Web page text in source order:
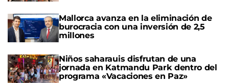
Mallorca avanza en la eliminación de
burocracia con una inversión de 2,5
millones
Niños saharauis disfrutan de una
jornada en Katmandu Park dentro del
programa «Vacaciones en Paz»